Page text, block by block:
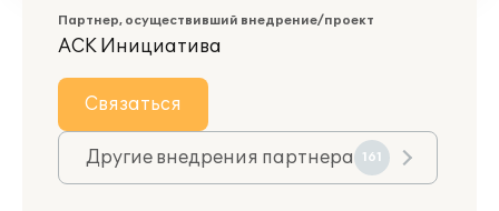
Партнер, осуществивший внедрение/проект
АСК Инициатива
Связаться
Другие внедрения партнера 161